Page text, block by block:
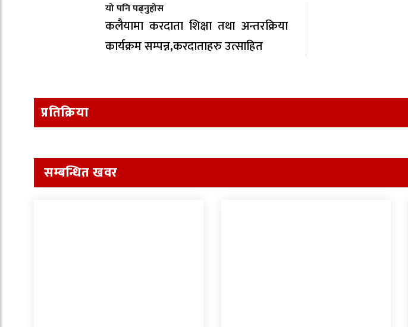
यो पनि पढ्नुहोस
कलैयामा करदाता शिक्षा तथा अन्तरक्रिया
कार्यक्रम सम्पन्न,करदाताहरु उत्साहित
प्रतिक्रिया
सम्बन्धित खवर